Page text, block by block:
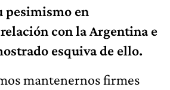
pesimismo en
con la Argentina e
esquiva de ello.
mantenernos firmes